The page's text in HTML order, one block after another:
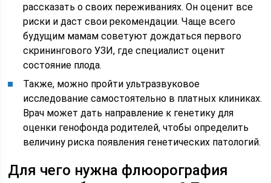
рассказать о своих переживаниях. Он оценит все
риски и даст свои рекомендации. Чаще всего
будущим мамам советуют дождаться первого
скринингового УЗИ, где специалист оценит
состояние плода.
Также, можно пройти ультразвуковое
исследование самостоятельно в платных клиниках.
Врач может дать направление к генетику для
оценки генофонда родителей, чтобы определить
величину риска появления генетических патологий.
Для чего нужна флюорография